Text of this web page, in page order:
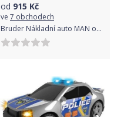
od 915 Kč
ve 7 obchodech
Bruder Nákladní auto MAN odtah + jeep